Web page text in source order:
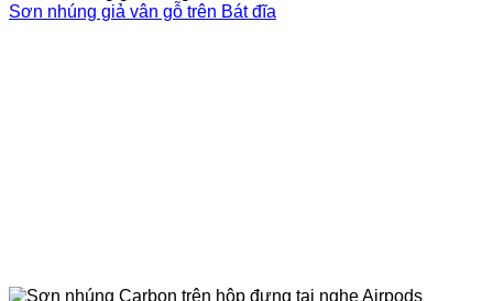
Sơn nhúng giả vân gỗ trên Bát đĩa